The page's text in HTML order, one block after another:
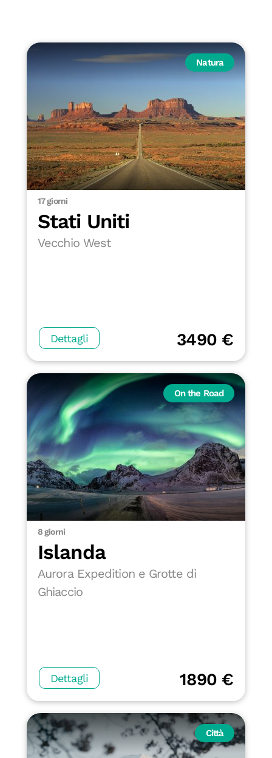
Natura
17 giorni
Stati Uniti
Vecchio West
Dettagli 3490 €
On the Road
8 giorni
Islanda
Aurora Expedition e Grotte di
Ghiaccio
Dettagli 1890 €
Città